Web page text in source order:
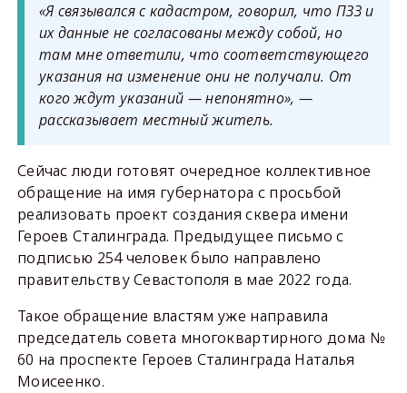
«Я связывался с кадастром, говорил, что ПЗЗ и
их данные не согласованы между собой, но
там мне ответили, что соответствующего
указания на изменение они не получали. От
кого ждут указаний — непонятно», —
рассказывает местный житель.
Сейчас люди готовят очередное коллективное
обращение на имя губернатора с просьбой
реализовать проект создания сквера имени
Героев Сталинграда. Предыдущее письмо с
подписью 254 человек было направлено
правительству Севастополя в мае 2022 года.
Такое обращение властям уже направила
председатель совета многоквартирного дома №
60 на проспекте Героев Сталинграда Наталья
Моисеенко.